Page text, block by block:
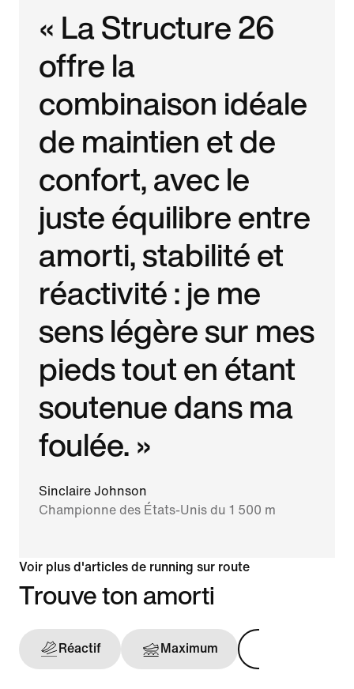
« La Structure 26
offre la
combinaison idéale
de maintien et de
confort, avec le
juste équilibre entre
amorti, stabilité et
réactivité : je me
sens légère sur mes
pieds tout en étant
soutenue dans ma
foulée. »
Sinclaire Johnson
Championne des États-Unis du 1 500 m
Voir plus d'articles de running sur route
Trouve ton amorti
Réactif Maximum